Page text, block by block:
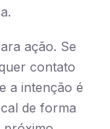
ação. Se
contato
a intenção é
de forma